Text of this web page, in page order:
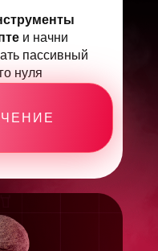
и начни
пассивный
нуля